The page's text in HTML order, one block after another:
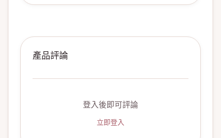
產品評論
登入後即可評論
立即登入